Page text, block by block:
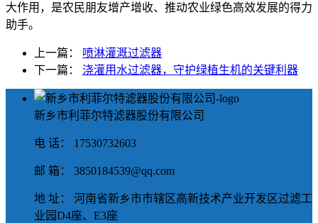
大作用，是农民朋友增产增收、推动农业绿色高效发展的得力
助手。
上一篇： 喷淋灌溉过滤器
下一篇： 浇灌用水过滤器，守护绿植生机的关键利器
新乡市利菲尔特滤器股份有限公司
电 话： 17530732603
邮 箱： 3850184539@qq.com
地 址： 河南省新乡市市辖区高新技术产业开发区过滤工
业园D4座、E3座